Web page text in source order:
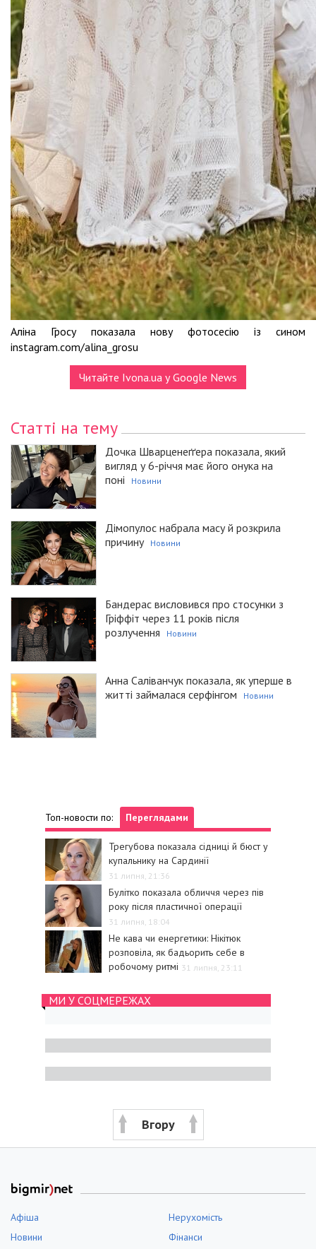
Аліна Гросу показала нову фотосесію із сином
instagram.com/alina_grosu
Читайте Ivona.ua у Google News
Статті на тему
Дочка Шварценеґґера показала, який
вигляд у 6-річчя має його онука на
поні
Новини
Дімопулос набрала масу й розкрила
причину
Новини
Бандерас висловився про стосунки з
Гріффіт через 11 років після
розлучення
Новини
Анна Саліванчук показала, як уперше в
житті займалася серфінгом
Новини
Топ-новости по: Переглядами
Трегубова показала сідниці й бюст у
купальнику на Сардинії
31 липня, 21:36
Булітко показала обличчя через пів
року після пластичної операції
31 липня, 18:04
Не кава чи енергетики: Нікітюк
розповіла, як бадьорить себе в
робочому ритмі 31 липня, 23:11
МИ У СОЦМЕРЕЖАХ
Вгору
Афіша
Нерухомість
Новини
Фінанси